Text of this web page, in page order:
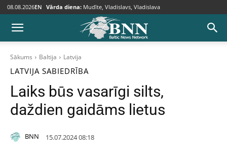
08.08.2026EN Vārda diena: Mudīte, Vladislavs, Vladislava
Sākums Baltija Latvija
LATVIJA SABIEDRĪBA
Laiks būs vasarīgi silts,
daždien gaidāms lietus
BNN 15.07.2024 08:18